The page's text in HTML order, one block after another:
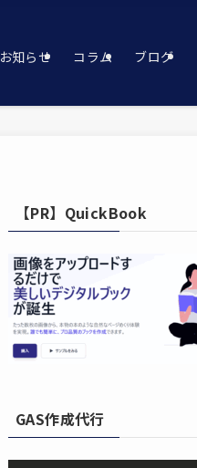
お知らせ コラム ブログ
【PR】QuickBook
GAS作成代行